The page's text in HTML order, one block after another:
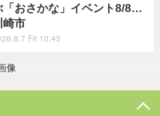
「おさかな」イベント8/8…
崎市
Fri 10:45
像